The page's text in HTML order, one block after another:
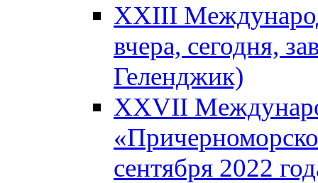
XXIII
вчера, сегодня,
Геленджик)
XXVII
сентября 2022